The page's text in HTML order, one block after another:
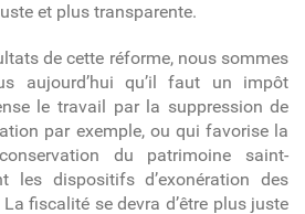
et plus transparente.
de cette réforme, nous sommes
aujourd’hui qu’il faut un impôt
le travail par la suppression de
par exemple, ou qui favorise la
du patrimoine saint-
les dispositifs d’exonération des
fiscalité se devra d’être plus juste